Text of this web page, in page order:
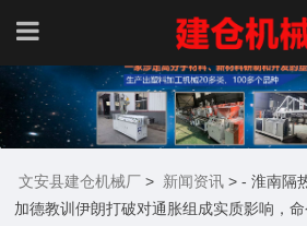
文安县建仓机械厂 > 新闻资讯 > - 淮南隔
加德教训伊朗打破对通胀组成实质影响，